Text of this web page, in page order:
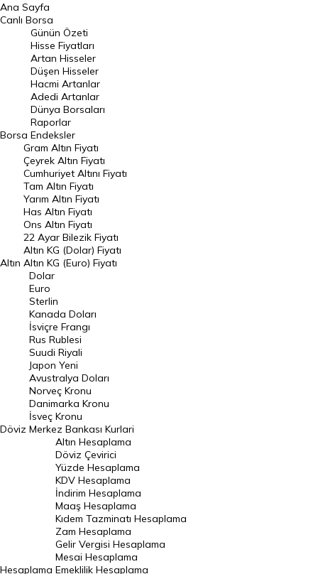
BIST 100 Hisseleri
En Çok Artan Hisseler
En Çok Düşen Hisseler
Hacmi Artanlar
Geçmiş Kapanışlar
Dünya Borsaları
Raporlar
Endeksler
DÖVİZ
Döviz Kuru
Dolar Kuru
Euro Kuru
Pound Kuru
Frank Kuru
Riyal Kuru
Avustralya Doları
Danimarka Kronu Kuru
Kanada Doları Kuru
Norveç Kronu Kuru
İsveç Kronu Kuru
Japon Yeni Kuru
Serbest Piyasa Döviz Kurları
Merkez Bankası Döviz Kurları
Ana Sayfa
Canlı Borsa
Borsa
Günün Özeti
Hisse Fiyatları
Artan Hisseler
Düşen Hisseler
Hacmi Artanlar
Adedi Artanlar
Dünya Borsaları
Raporlar
Endeksler
Altın
Gram Altın Fiyatı
Çeyrek Altın Fiyatı
Cumhuriyet Altını Fiyatı
Tam Altın Fiyatı
Yarım Altın Fiyatı
Has Altın Fiyatı
Ons Altın Fiyatı
22 Ayar Bilezik Fiyatı
Altın KG (Dolar) Fiyatı
Altın KG (Euro) Fiyatı
Döviz
Dolar
Euro
Sterlin
Kanada Doları
İsviçre Frangı
Rus Rublesi
Suudi Riyali
Japon Yeni
Avustralya Doları
Norveç Kronu
Danimarka Kronu
İsveç Kronu
Merkez Bankası Kurlari
Hesaplama
Altın Hesaplama
Döviz Çevirici
Yüzde Hesaplama
KDV Hesaplama
İndirim Hesaplama
Maaş Hesaplama
Kıdem Tazminatı Hesaplama
Zam Hesaplama
Gelir Vergisi Hesaplama
Mesai Hesaplama
Emeklilik Hesaplama